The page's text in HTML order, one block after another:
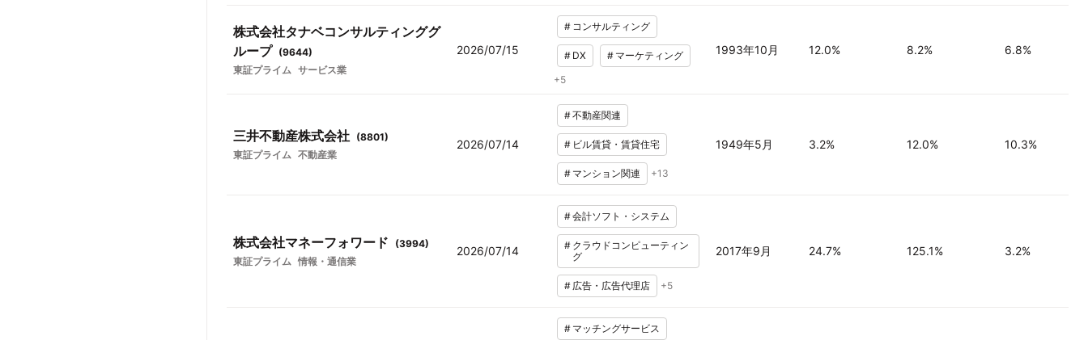
株式会社タナベコンサルティンググ
ループ (9644)
東証プライム サービス業
2026/07/15
# コンサルティング
# DX # マーケティング
+5
1993年10月 12.0% 8.2% 6.8%
三井不動産株式会社 (8801)
東証プライム 不動産業
2026/07/14
#不動産関連
# ビル賃貸・賃貸住宅
# マンション関連 +13
1949年5月 3.2% 12.0% 10.3%
株式会社マネーフォワード (3994)
東証プライム 情報・通信業
2026/07/14
#会計ソフト・システム
# クラウドコンピューティン
グ
# 広告・広告代理店 +5
2017年9月 24.7% 125.1% 3.2%
# マッチングサービス